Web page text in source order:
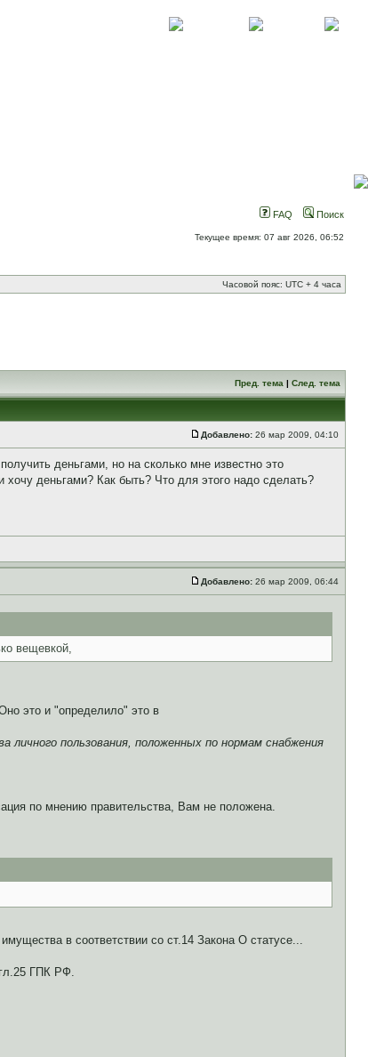
FAQ Поиск
Текущее время: 07 авг 2026, 06:52
Часовой пояс: UTC + 4 часа
Пред. тема | След. тема
Добавлено: 26 мар 2009, 04:10
деньгами, но на сколько мне известно это
деньгами? Как быть? Что для этого надо сделать?
Добавлено: 26 мар 2009, 06:44
вещевкой,
это и "определило" это в
пользования, положенных по нормам снабжения
по мнению правительства, Вам не положена.
в соответствии со ст.14 Закона О статусе...
ГПК РФ.